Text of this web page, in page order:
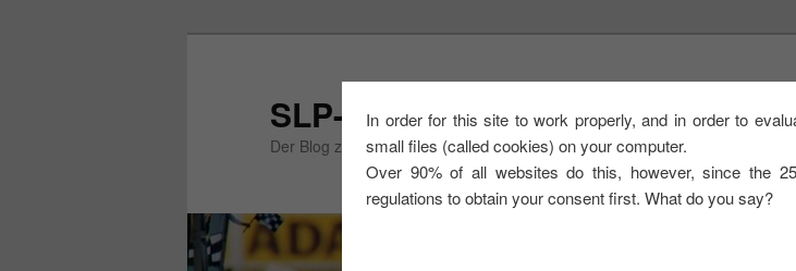
In order for this site to work properly, and in order to
small files (called cookies) on your computer.
Over 90% of all websites do this, however, since the
regulations to obtain your consent first. What do you say?
SLP-Cup Mitte, GT3-Slotsport
Der Blog zum SLP-Cup Mitte und zur GT3-Slotsport Serie im Südwesten